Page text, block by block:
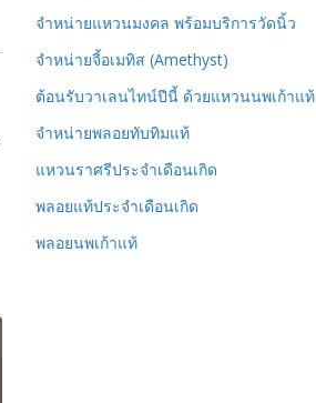
จำหน่ายแหวนมงคล พร้อมบริการวัดนิ้ว
จำหน่ายจี้อเมทิส (Amethyst)
ต้อนรับวาเลนไทน์ปีนี้ ด้วยแหวนนพเก้าแท้
จำหน่ายพลอยทับทิมแท้
แหวนราศรีประจำเดือนเกิด
พลอยแท้ประจำเดือนเกิด
พลอยนพเก้าแท้